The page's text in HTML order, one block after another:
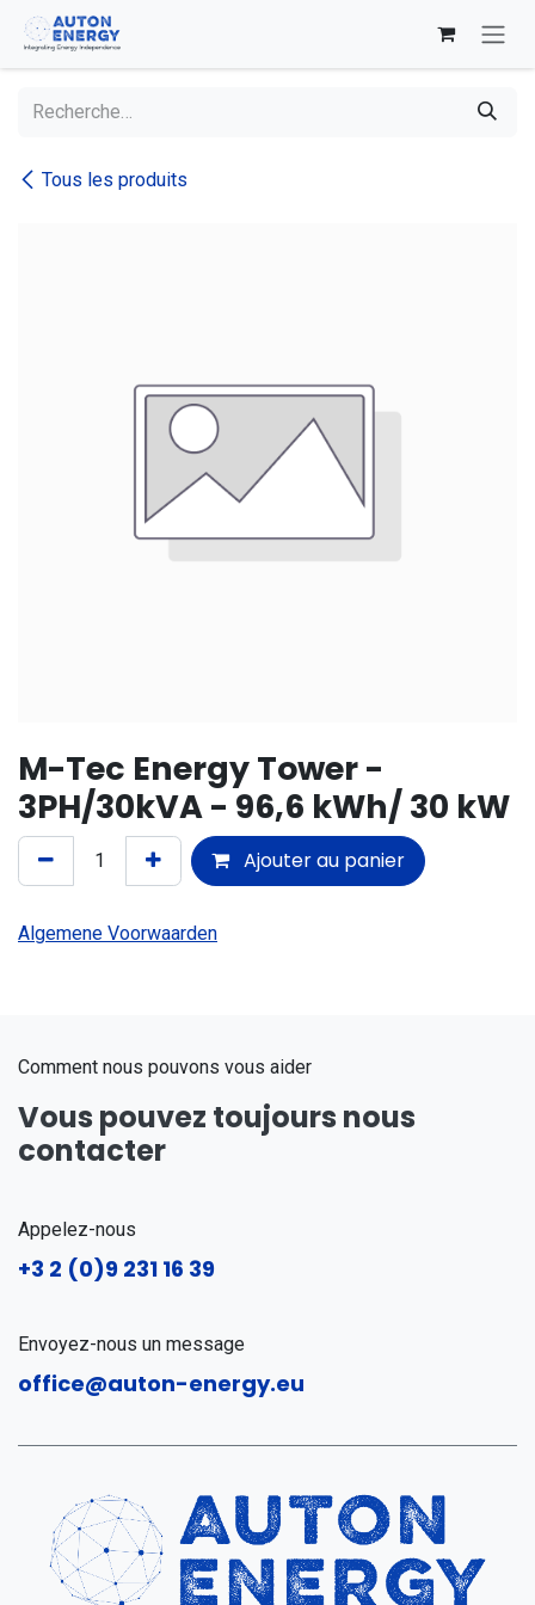
Se rendre au contenu
Tous les produits
M-Tec Energy Tower -
3PH/30kVA - 96,6 kWh/ 30 kW
Ajouter au panier
Algemene Voorwaarden
Comment nous pouvons vous aider
Vous pouvez toujours nous
contacter
Appelez-nous
+3 2 (0)9 231 16 39
Envoyez-nous un message
office@auton-energy.eu